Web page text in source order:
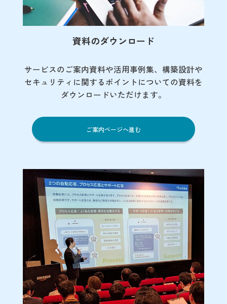
資料のダウンロード
サービスのご案内資料や活用事例集、 構築設計や
セキュリティに関するポイントについての資料を
ダウンロードいただけます。
ご案内ページへ進む